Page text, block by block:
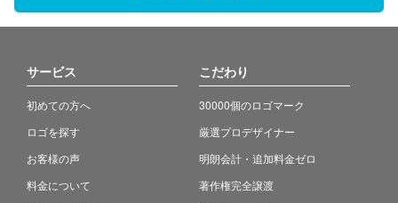
サービス
初めての方へ
ロゴを探す
お客様の声
料金について
こだわり
30000個のロゴマーク
厳選プロデザイナー
明朗会計・追加料金ゼロ
著作権完全譲渡